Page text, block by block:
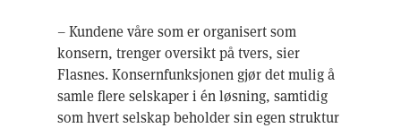
– Kundene våre som er organisert som
konsern, trenger oversikt på tvers, sier
Flasnes. Konsernfunksjonen gjør det mulig å
samle flere selskaper i én løsning, samtidig
som hvert selskap beholder sin egen struktur